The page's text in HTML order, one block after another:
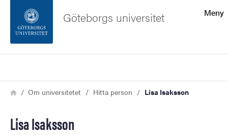
Sidfoten
Meny
Göteborgs universitet
Länkstig
HemOm universitetet Hitta person Lisa Isaksson
Lisa Isaksson